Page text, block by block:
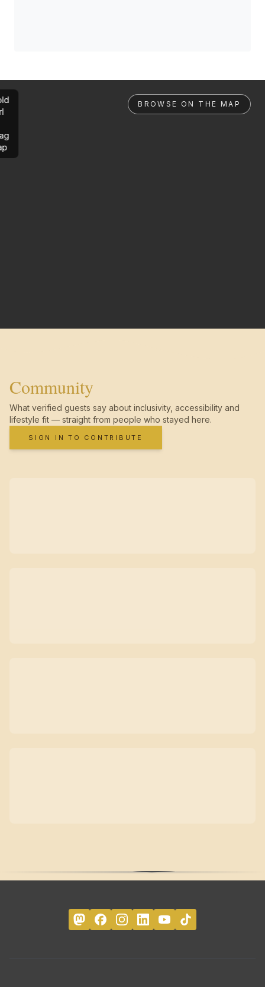
BROWSE ON THE MAP
Community
What verified guests say about inclusivity, accessibility and
lifestyle fit — straight from people who stayed here.
SIGN IN TO CONTRIBUTE